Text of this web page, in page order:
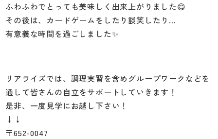
ふわふわでとっても美味しく出来上がりました😋
その後は、カードゲームをしたり談笑したり…
有意義な時間を過ごしました✨
リアライズでは、調理実習を含めグループワークなどを
通して皆さんの自立をサポートしていきます！
是非、一度見学にお越し下さい！
↓↓
〒652-0047